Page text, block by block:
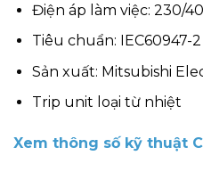
Điện áp làm việc: 230/
Tiêu chuẩn: IEC60947-2
Sản xuất: Mitsubishi
Trip unit loại từ nhiệt
Xem thông số kỹ thuật